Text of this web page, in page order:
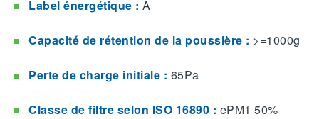
Label énergétique : A
Capacité de rétention de la poussière : >=1000g​
Perte de charge initiale : 65Pa
Classe de filtre selon ISO 16890 : ePM1 50%